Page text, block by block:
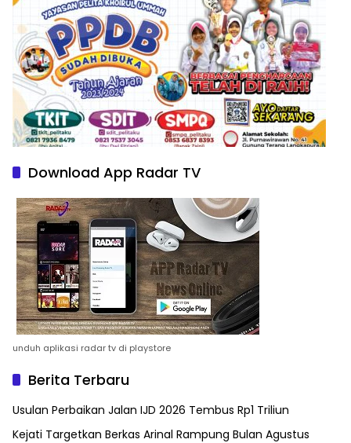
Download App Radar TV
unduh aplikasi radar tv di playstore
Berita Terbaru
Usulan Perbaikan Jalan IJD 2026 Tembus Rp1 Triliun
Kejati Targetkan Berkas Arinal Rampung Bulan Agustus